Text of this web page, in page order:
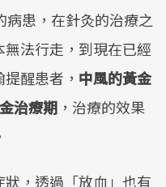
患，在針灸的治療之
法行走，到現在已經
醒患者， 中風的黃金
治療期 ，治療的效果
，透過「放血」也有